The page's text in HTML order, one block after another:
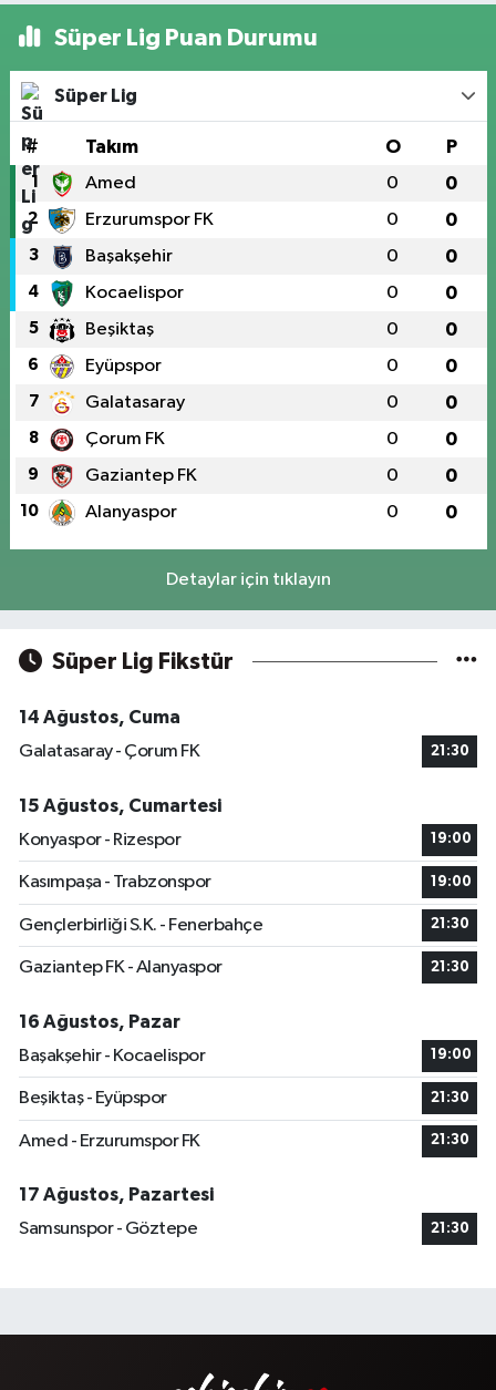
Süper Lig Puan Durumu
Süper Lig
# Takım O P
1 Amed 0 0
2 Erzurumspor FK 0 0
3 Başakşehir 0 0
4 Kocaelispor 0 0
5 Beşiktaş 0 0
6 Eyüpspor 0 0
7 Galatasaray 0 0
8 Çorum FK 0 0
9 Gaziantep FK 0 0
10 Alanyaspor 0 0
Detaylar için tıklayın
Süper Lig Fikstür
14 Ağustos, Cuma
Galatasaray - Çorum FK
21:30
15 Ağustos, Cumartesi
Konyaspor - Rizespor
19:00
Kasımpaşa - Trabzonspor 19:00
Gençlerbirliği S.K. - Fenerbahçe 21:30
Gaziantep FK - Alanyaspor 21:30
16 Ağustos, Pazar
Başakşehir - Kocaelispor
19:00
Beşiktaş - Eyüpspor 21:30
Amed - Erzurumspor FK 21:30
17 Ağustos, Pazartesi
Samsunspor - Göztepe
21:30